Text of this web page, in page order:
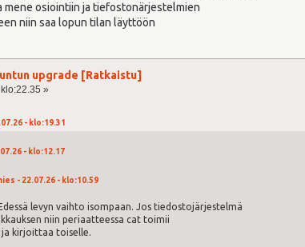
mene osiointiin ja tiefostonärjestelmien
niin saa lopun tilan läyttöön
upgrade [Ratkaistu]
»
- klo:19.31
- klo:12.17
- 22.07.26 - klo:10.59
levyn vaihto isompaan. Jos tiedostojärjestelmä
niin periaatteessa cat toimii
ja kirjoittaa toiselle.